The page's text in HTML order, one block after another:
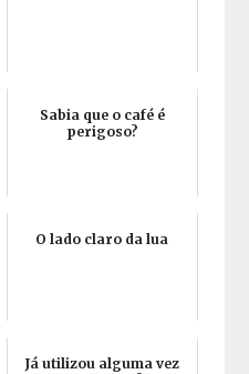
Sabia que o café é
perigoso?
O lado claro da lua
Já utilizou alguma vez